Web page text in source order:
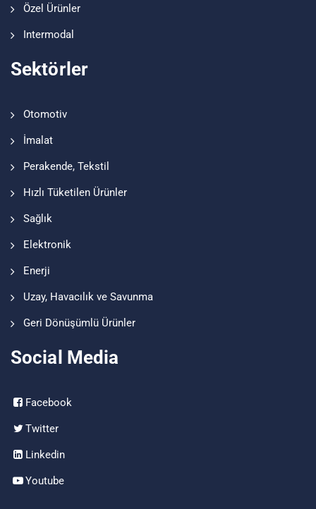
Özel Ürünler
Intermodal
Sektörler
Otomotiv
İmalat
Perakende, Tekstil
Hızlı Tüketilen Ürünler
Sağlık
Elektronik
Enerji
Uzay, Havacılık ve Savunma
Geri Dönüşümlü Ürünler
Social Media
Facebook
Twitter
Linkedin
Youtube